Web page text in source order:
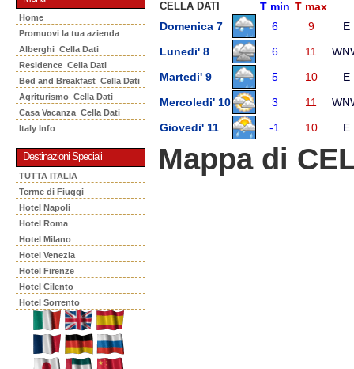
Home
Promuovi la tua azienda
Alberghi Cella Dati
Residence Cella Dati
Bed and Breakfast Cella Dati
Agriturismo Cella Dati
Casa Vacanza Cella Dati
Italy Info
Destinazioni Speciali
TUTTA ITALIA
Terme di Fiuggi
Hotel Napoli
Hotel Roma
Hotel Milano
Hotel Venezia
Hotel Firenze
Hotel Cilento
Hotel Sorrento
CELLA DATI T min T max
Domenica 7
6 9
E
Lunedi' 8
6 11
Martedi' 9
5 10
E
Mercoledi' 10
3 11
Giovedi' 11
-1 10 E
Mappa di